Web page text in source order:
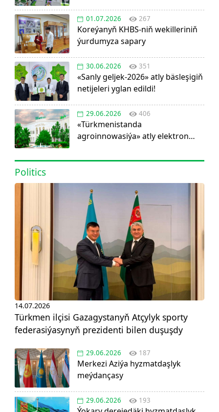
01.07.2026 267
Koreýanyň KHBS-niň wekilleriniň
ýurdumyza sapary
30.06.2026 351
«Sanly geljek-2026» atly bäsleşigiň
netijeleri yglan edildi!
29.06.2026 406
«Türkmenistanda
agroinnowasiýa» atly elektron
Politics
14.07.2026
Türkmen ilçisi Gazagystanyň Atçylyk sporty
federasiýasynyň prezidenti bilen duşuşdy
29.06.2026 187
Merkezi Aziýa hyzmatdaşlyk
meýdançasy
29.06.2026 193